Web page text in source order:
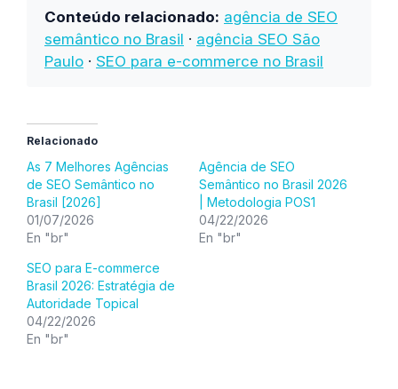
Conteúdo relacionado: agência de SEO
semântico no Brasil · agência SEO São
Paulo · SEO para e-commerce no Brasil
Relacionado
As 7 Melhores Agências
de SEO Semântico no
Brasil [2026]
01/07/2026
En "br"
Agência de SEO
Semântico no Brasil 2026
| Metodologia POS1
04/22/2026
En "br"
SEO para E-commerce
Brasil 2026: Estratégia de
Autoridade Topical
04/22/2026
En "br"